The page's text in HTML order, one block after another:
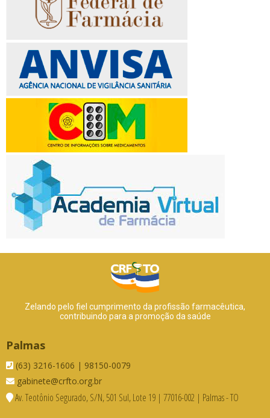
Zelando pelo fiel cumprimento da profissão farmacêutica,
contribuindo para a promoção da saúde
Palmas
(63) 3216-1606 | 98150-0079
gabinete@crfto.org.br
Av. Teotônio Segurado, S/N, 501 Sul, Lote 19 | 77016-002 | Palmas - TO